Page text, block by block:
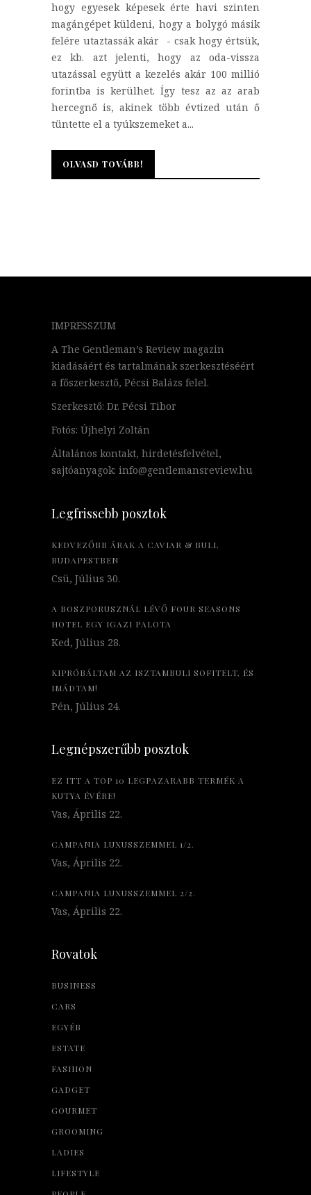
hogy egyesek képesek érte havi szinten
magángépet küldeni, hogy a bolygó másik
felére utaztassák akár - csak hogy értsük,
ez kb. azt jelenti, hogy az oda-vissza
utazással együtt a kezelés akár 100 millió
forintba is kerülhet. Így tesz az az arab
hercegnő is, akinek több évtized után ő
tüntette el a tyúkszemeket a...
OLVASD TOVÁBB!
OLVASD TOVÁBB!
IMPRESSZUM
A The Gentleman’s Review magazin
kiadásáért és tartalmának szerkesztéséért
a főszerkesztő, Pécsi Balázs felel.
Szerkesztő: Dr. Pécsi Tibor
Fotós: Újhelyi Zoltán
Általános kontakt, hirdetésfelvétel,
sajtóanyagok: info@gentlemansreview.hu
Legfrissebb posztok
KEDVEZŐBB ÁRAK A CAVIAR & BULL
BUDAPESTBEN
Csü, Július 30.
A BOSZPORUSZNÁL LÉVŐ FOUR SEASONS
HOTEL EGY IGAZI PALOTA
Ked, Július 28.
KIPRÓBÁLTAM AZ ISZTAMBULI SOFITELT, ÉS
IMÁDTAM!
Pén, Július 24.
Legnépszerűbb posztok
EZ ITT A TOP 10 LEGPAZARABB TERMÉK A
KUTYA ÉVÉRE!
Vas, Április 22.
CAMPANIA LUXUSSZEMMEL 1/2.
Vas, Április 22.
CAMPANIA LUXUSSZEMMEL 2/2.
Vas, Április 22.
Rovatok
BUSINESS
CARS
EGYÉB
ESTATE
FASHION
GADGET
GOURMET
GROOMING
LADIES
LIFESTYLE